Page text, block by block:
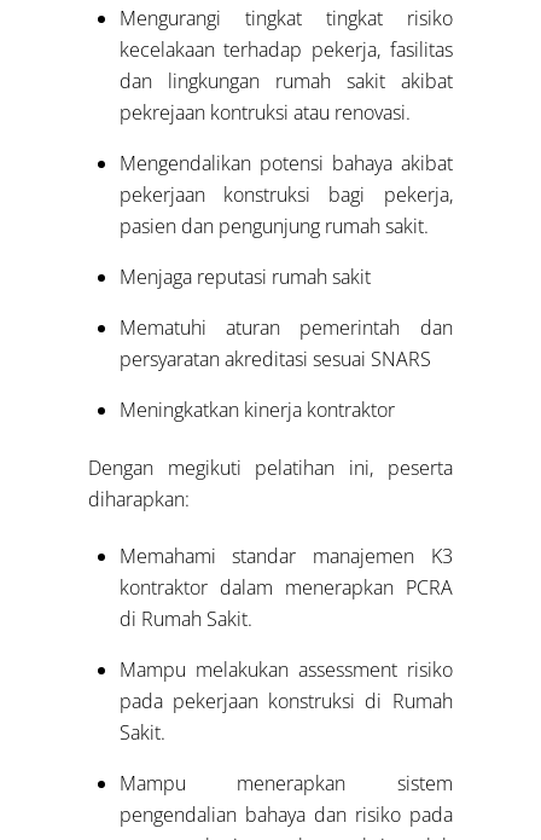
Mengurangi tingkat tingkat risiko
kecelakaan terhadap pekerja, fasilitas
dan lingkungan rumah sakit akibat
pekrejaan kontruksi atau renovasi.
Mengendalikan potensi bahaya akibat
pekerjaan konstruksi bagi pekerja,
pasien dan pengunjung rumah sakit.
Menjaga reputasi rumah sakit
Mematuhi aturan pemerintah dan
persyaratan akreditasi sesuai SNARS
Meningkatkan kinerja kontraktor
Dengan megikuti pelatihan ini, peserta
diharapkan:
Memahami standar manajemen K3
kontraktor dalam menerapkan PCRA
di Rumah Sakit.
Mampu melakukan assessment risiko
pada pekerjaan konstruksi di Rumah
Sakit.
Mampu menerapkan sistem
pengendalian bahaya dan risiko pada